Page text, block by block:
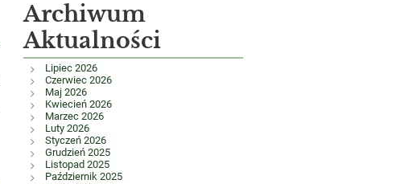
Archiwum
Aktualności
Lipiec 2026
Czerwiec 2026
Maj 2026
Kwiecień 2026
Marzec 2026
Luty 2026
Styczeń 2026
Grudzień 2025
Listopad 2025
Październik 2025